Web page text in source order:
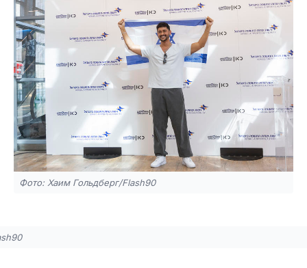
Фото: Хаим Гольдберг/Flash90